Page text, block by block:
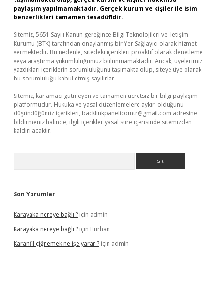
paylaşım yapılmamaktadır. Gerçek kurum ve kişiler ile isim
benzerlikleri tamamen tesadüfidir.
Sitemiz, 5651 Sayılı Kanun gereğince Bilgi Teknolojileri ve İletişim
Kurumu (BTK) tarafından onaylanmış bir Yer Sağlayıcı olarak hizmet
vermektedir. Bu nedenle, sitedeki içerikleri proaktif olarak denetleme
veya araştırma yükümlülüğümüz bulunmamaktadır. Ancak, üyelerimiz
yazdıkları içeriklerin sorumluluğunu taşımakta olup, siteye üye olarak
bu sorumluluğu kabul etmiş sayılırlar.
Sitemiz, kar amacı gütmeyen ve tamamen ücretsiz bir bilgi paylaşım
platformudur. Hukuka ve yasal düzenlemelere aykırı olduğunu
düşündüğünüz içerikleri, backlinkpanelicomtr@gmail.com adresine
bildirmeniz halinde, ilgili içerikler yasal süre içerisinde sitemizden
kaldırılacaktır.
Son Yorumlar
Karayaka nereye bağlı ? için admin
Karayaka nereye bağlı ? için Burhan
Karanfil çiğnemek ne işe yarar ? için admin